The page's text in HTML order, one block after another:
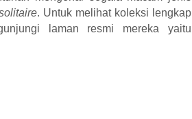
. Untuk melihat koleksi lengkap